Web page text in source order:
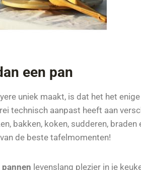
een pan
uniek maakt, is dat het het
technisch aanpast heeft aan
bakken, koken, sudderen, braden
de beste tafelmomenten!
pannen levenslang plezier in je